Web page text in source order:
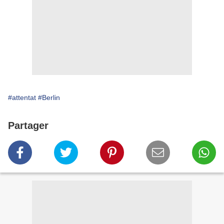
#attentat #Berlin
Partager